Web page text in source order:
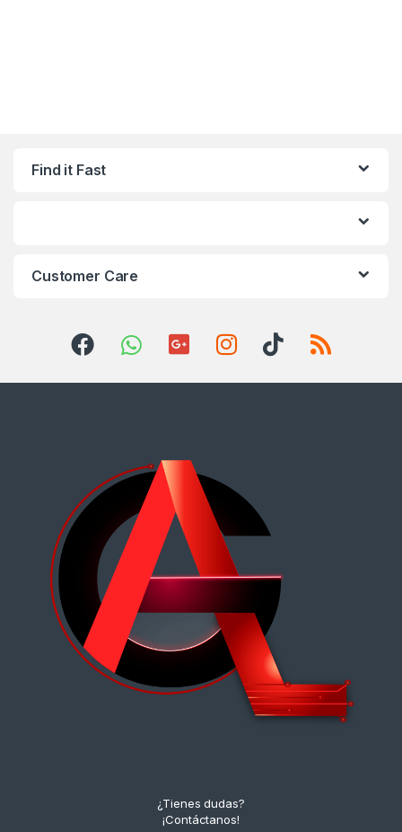
Find it Fast
Customer Care
¿Tienes dudas?
¡Contáctanos!